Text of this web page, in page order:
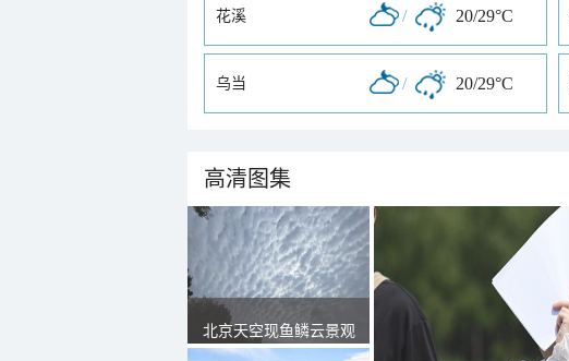
花溪 / 20/29°C
乌当 / 20/29°C
高清图集
北京天空现鱼鳞云景观